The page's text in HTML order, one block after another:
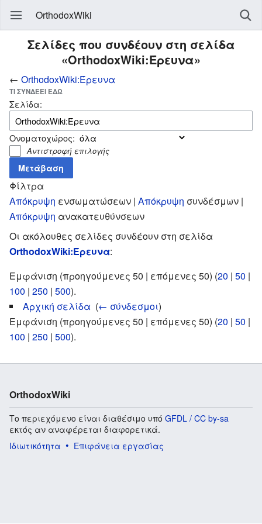
OrthodoxWiki
Σελίδες που συνδέουν στη σελίδα
«OrthodoxWiki:Έρευνα»
← OrthodoxWiki:Έρευνα
ΤΙ ΣΥΝΔΈΕΙ ΕΔΏ
Σελίδα:
Ονοματοχώρος:
Αντιστροφή επιλογής
Φίλτρα
Απόκρυψη ενσωματώσεων | Απόκρυψη συνδέσμων |
Απόκρυψη ανακατευθύνσεων
Οι ακόλουθες σελίδες συνδέουν στη σελίδα
OrthodoxWiki:Έρευνα:
Εμφάνιση (προηγούμενες 50 | επόμενες 50) (20 | 50 |
100 | 250 | 500).
Αρχική σελίδα (← σύνδεσμοι)
Εμφάνιση (προηγούμενες 50 | επόμενες 50) (20 | 50 |
100 | 250 | 500).
OrthodoxWiki
Το περιεχόμενο είναι διαθέσιμο υπό GFDL / CC by-sa
εκτός αν αναφέρεται διαφορετικά.
Ιδιωτικότητα
Επιφάνεια εργασίας